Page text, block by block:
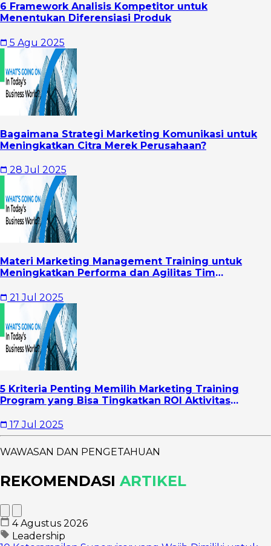
6 Framework Analisis Kompetitor untuk
Menentukan Diferensiasi Produk
5 Agu 2025
Bagaimana Strategi Marketing Komunikasi untuk
Meningkatkan Citra Merek Perusahaan?
28 Jul 2025
Materi Marketing Management Training untuk
Meningkatkan Performa dan Agilitas Tim
21 Jul 2025
5 Kriteria Penting Memilih Marketing Training
Program yang Bisa Tingkatkan ROI Aktivitas
17 Jul 2025
WAWASAN DAN PENGETAHUAN
REKOMENDASI ARTIKEL
4 Agustus 2026
Leadership